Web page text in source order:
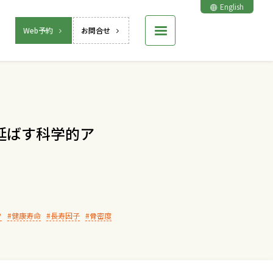
Web予約 お問合せ
English
ばす科学的ア
健康寿命 長寿因子 骨密度